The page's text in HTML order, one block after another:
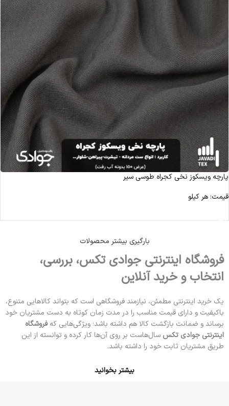
پارچه ویسکوز نخی کجراه طوسی سیر
قیمت: هر کیلو
بارگیری بیشتر محصولات
فروشگاه اینترنتی جوادی تکس، بررسی،
انتخاب و خرید آنلاین
یک خرید اینترنتی مطمئن، نیازمند فروشگاهی است که بتواند کالاهایی متنوع،
باکیفیت و دارای قیمت مناسب را در مدت زمان کوتاه به دست مشتریان خود
برساند و ضمانت بازگشت کالا هم داشته باشد؛ ویژگی‌هایی کهفروشگاه
اینترنتی جوادی تکس سال‌هاست بر روی آن‌ها کار کرده و توانسته از این
طریق مشتریان ثابت خود را داشته باشد.
بیشتر بخوانید